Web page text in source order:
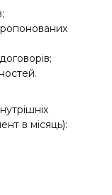
в місяць):